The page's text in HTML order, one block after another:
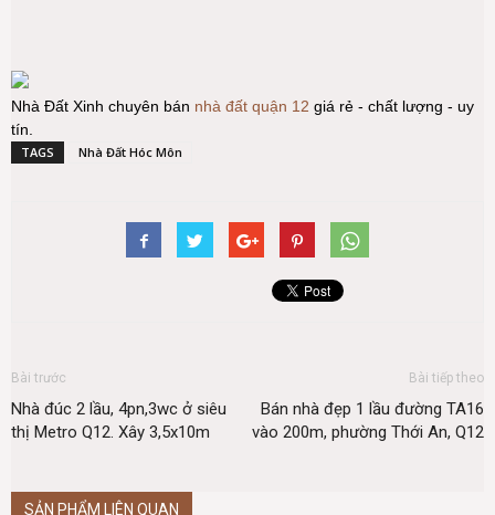
Nhà Đất Xinh chuyên bán nhà đất quận 12 giá rẻ - chất lượng - uy
tín.
TAGS Nhà Đất Hóc Môn
Bài trước
Nhà đúc 2 lầu, 4pn,3wc ở siêu
thị Metro Q12. Xây 3,5x10m
Bài tiếp theo
Bán nhà đẹp 1 lầu đường TA16
vào 200m, phường Thới An, Q12
SẢN PHẨM LIÊN QUAN